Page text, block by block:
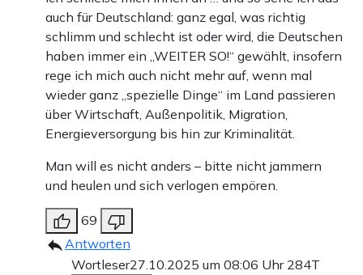
auch für Deutschland: ganz egal, was richtig
schlimm und schlecht ist oder wird, die Deutschen
haben immer ein „WEITER SO!“ gewählt, insofern
rege ich mich auch nicht mehr auf, wenn mal
wieder ganz „spezielle Dinge“ im Land passieren
über Wirtschaft, Außenpolitik, Migration,
Energieversorgung bis hin zur Kriminalität.
Man will es nicht anders – bitte nicht jammern
und heulen und sich verlogen empören.
69
Antworten
Wortleser27.10.2025 um 08:06 Uhr 284T